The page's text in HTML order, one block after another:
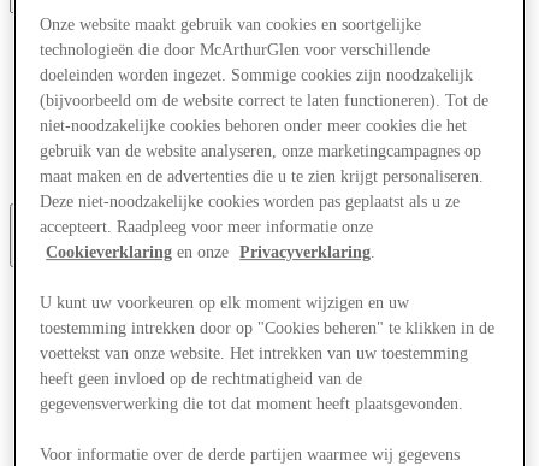
Winkels
Aanbiedingen
Plan je bezoek
Wat is er aan
Eet & Drink
Cadeaubonnen
Diensten
Meer
Onze website maakt gebruik van cookies en soortgelijke
technologieën die door McArthurGlen voor verschillende
doeleinden worden ingezet. Sommige cookies zijn noodzakelijk
(bijvoorbeeld om de website correct te laten functioneren). Tot de
niet-noodzakelijke cookies behoren onder meer cookies die het
gebruik van de website analyseren, onze marketingcampagnes op
maat maken en de advertenties die u te zien krijgt personaliseren.
Deze niet-noodzakelijke cookies worden pas geplaatst als u ze
accepteert. Raadpleeg voor meer informatie onze
Cookieverklaring en onze Privacyverklaring.
U kunt uw voorkeuren op elk moment wijzigen en uw
toestemming intrekken door op "Cookies beheren" te klikken in de
voettekst van onze website. Het intrekken van uw toestemming
heeft geen invloed op de rechtmatigheid van de
gegevensverwerking die tot dat moment heeft plaatsgevonden.
Voor informatie over de derde partijen waarmee wij gegevens